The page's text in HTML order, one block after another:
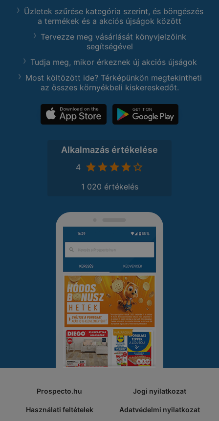
Üzletek szűrése kategória szerint, és böngészés
a termékek és a akciós újságok között
Tervezze meg vásárlását könyvjelzőink
segítségével
Tudja meg, mikor érkeznek új akciós újságok
Most költözött ide? Térképünkön megtekintheti
az összes környékbeli kiskereskedőt.
Alkalmazás értékelése
4
1 020 értékelés
Prospecto.hu Jogi nyilatkozat
Használati feltételek Adatvédelmi nyilatkozat